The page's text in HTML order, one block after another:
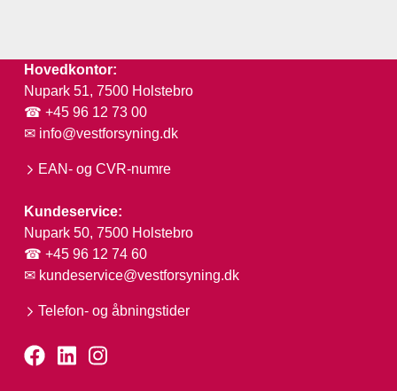
Hovedkontor:
Nupark 51, 7500 Holstebro
☎ +45 96 12 73 00
✉ info@vestforsyning.dk
EAN- og CVR-numre
Kundeservice:
Nupark 50, 7500 Holstebro
☎ +45 96 12 74 60
✉ kundeservice@vestforsyning.dk
Telefon- og åbningstider